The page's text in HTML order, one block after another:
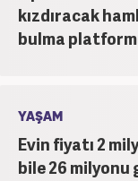
kızdıracak
bulma
YAŞAM
Evin fiyatı 2
bile 26 milyonu